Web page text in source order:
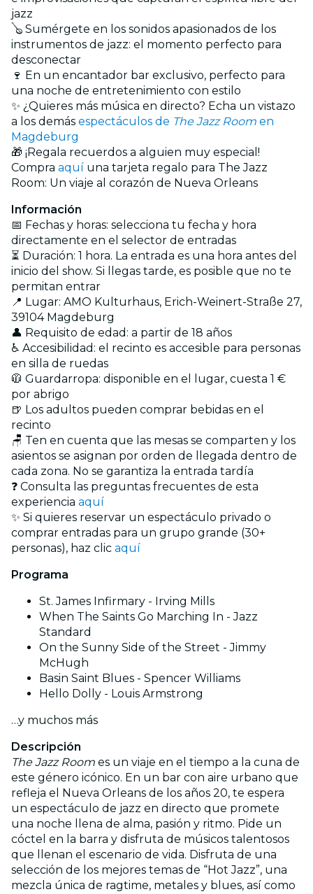
jazz
🪕 Sumérgete en los sonidos apasionados de los
instrumentos de jazz: el momento perfecto para
desconectar
🍷 En un encantador bar exclusivo, perfecto para
una noche de entretenimiento con estilo
✨ ¿Quieres más música en directo? Echa un vistazo
a los demás espectáculos de The Jazz Room en
Magdeburg
🎁 ¡Regala recuerdos a alguien muy especial!
Compra aquí una tarjeta regalo para The Jazz
Room: Un viaje al corazón de Nueva Orleans
Información
📅 Fechas y horas: selecciona tu fecha y hora
directamente en el selector de entradas
⏳ Duración: 1 hora. La entrada es una hora antes del
inicio del show. Si llegas tarde, es posible que no te
permitan entrar
📍 Lugar: AMO Kulturhaus, Erich-Weinert-Straße 27,
39104 Magdeburg
👤 Requisito de edad: a partir de 18 años
♿ Accesibilidad: el recinto es accesible para personas
en silla de ruedas
🧥 Guardarropa: disponible en el lugar, cuesta 1 €
por abrigo
🍺 Los adultos pueden comprar bebidas en el
recinto
🪑 Ten en cuenta que las mesas se comparten y los
asientos se asignan por orden de llegada dentro de
cada zona. No se garantiza la entrada tardía
❓ Consulta las preguntas frecuentes de esta
experiencia aquí
✨ Si quieres reservar un espectáculo privado o
comprar entradas para un grupo grande (30+
personas), haz clic aquí
Programa
St. James Infirmary - Irving Mills
When The Saints Go Marching In - Jazz
Standard
On the Sunny Side of the Street - Jimmy
McHugh
Basin Saint Blues - Spencer Williams
Hello Dolly - Louis Armstrong
…y muchos más
Descripción
The Jazz Room es un viaje en el tiempo a la cuna de
este género icónico. En un bar con aire urbano que
refleja el Nueva Orleans de los años 20, te espera
un espectáculo de jazz en directo que promete
una noche llena de alma, pasión y ritmo. Pide un
cóctel en la barra y disfruta de músicos talentosos
que llenan el escenario de vida. Disfruta de una
selección de los mejores temas de “Hot Jazz”, una
mezcla única de ragtime, metales y blues, así como